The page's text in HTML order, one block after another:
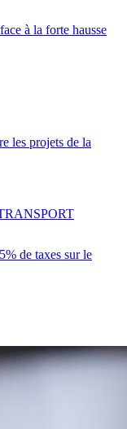
à la forte hausse
les projets de la
de taxes sur le